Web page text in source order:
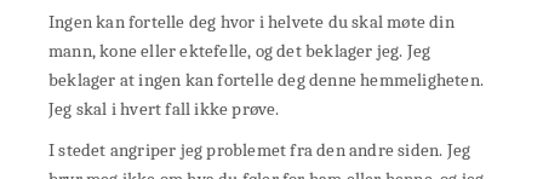
Ingen kan fortelle deg hvor i helvete du skal møte din
mann, kone eller ektefelle, og det beklager jeg. Jeg
beklager at ingen kan fortelle deg denne hemmeligheten.
Jeg skal i hvert fall ikke prøve.
I stedet angriper jeg problemet fra den andre siden. Jeg